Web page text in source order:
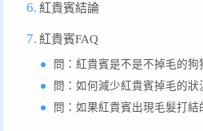
紅貴賓結論
紅貴賓FAQ
問：紅貴賓是不是不掉毛的狗
問：如何減少紅貴賓掉毛的狀
問：如果紅貴賓出現毛髮打結